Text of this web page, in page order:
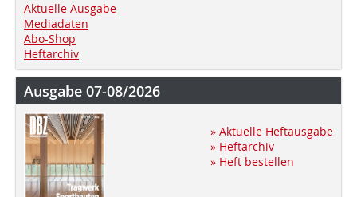
Aktuelle Ausgabe
Mediadaten
Abo-Shop
Heftarchiv
Ausgabe 07-08/2026
» Aktuelle Heftausgabe
» Heftarchiv
» Heft bestellen